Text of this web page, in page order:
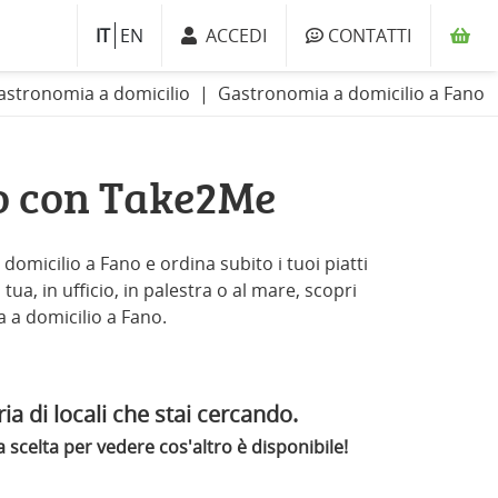
IT EN ACCEDI CONTATTI
a domicilio Gastronomia a domicilio a Fano
Take2Me
a Fano e ordina subito i tuoi piatti
in ufficio, in palestra o al mare, scopri
a domicilio a Fano.
di locali che stai cercando.
scelta per vedere cos'altro è disponibile!